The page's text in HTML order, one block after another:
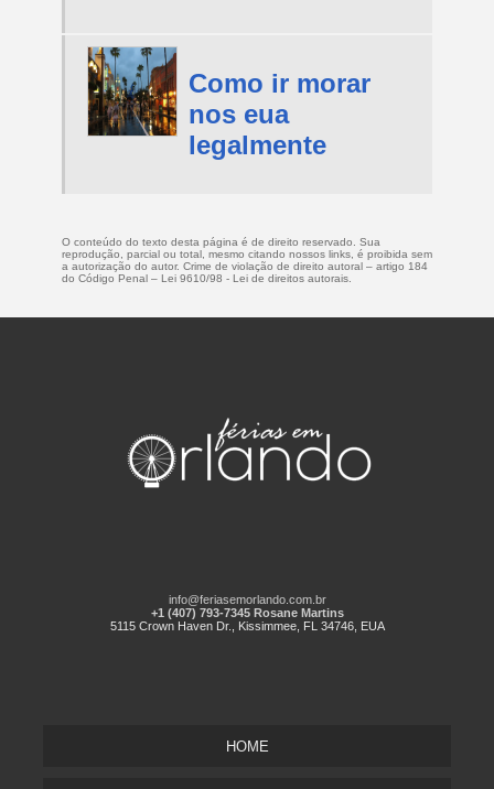
Como ir morar
nos eua
legalmente
O conteúdo do texto desta página é de direito reservado. Sua
reprodução, parcial ou total, mesmo citando nossos links, é proibida sem
a autorização do autor. Crime de violação de direito autoral – artigo 184
do Código Penal – Lei 9610/98 - Lei de direitos autorais
info@feriasemorlando.com.br
+1 (407) 793-7345 Rosane Martins
5115 Crown Haven Dr., Kissimmee, FL 34746, EUA
HOME